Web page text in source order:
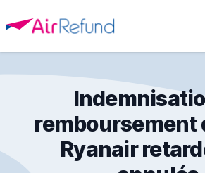
remboursement
Ryanair